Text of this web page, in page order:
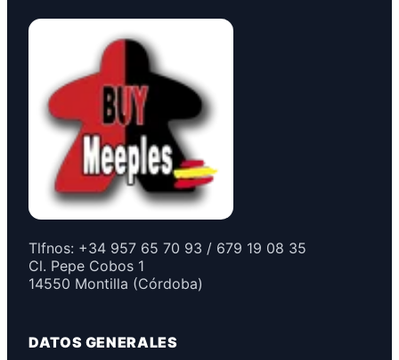
Tlfnos: +34 957 65 70 93 / 679 19 08 35
Cl. Pepe Cobos 1
14550 Montilla (Córdoba)
DATOS GENERALES